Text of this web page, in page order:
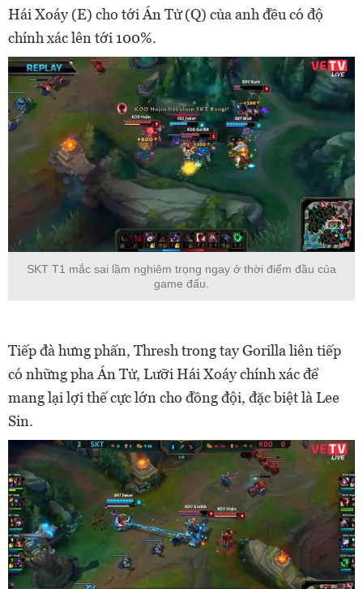
Hái Xoáy (E) cho tới Án Tử (Q) của anh đều có độ
chính xác lên tới 100%.
SKT T1 mắc sai lầm nghiêm trọng ngay ở thời điểm đầu của
game đấu.
Tiếp đà hưng phấn, Thresh trong tay Gorilla liên tiếp
có những pha Án Tử, Lưỡi Hái Xoáy chính xác để
mang lại lợi thế cực lớn cho đồng đội, đặc biệt là Lee
Sin.